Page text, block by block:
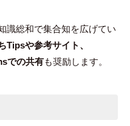
識総和で集合知を広げてい
Tipsや参考サイト、
での共有も奨励します。